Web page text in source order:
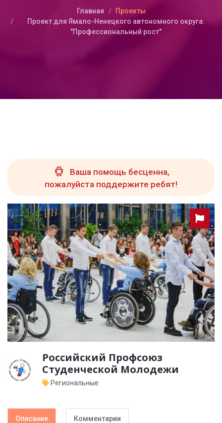
Главная
Проекты
Проект для Ямало-Ненецкого автономного округа:
"Профессиональный рост"
Ваша помощь бесценна,
пожалуйста поддержите ребят!
Российский Профсоюз
Студенческой Молодежи
Региональные
Описание Комментарии